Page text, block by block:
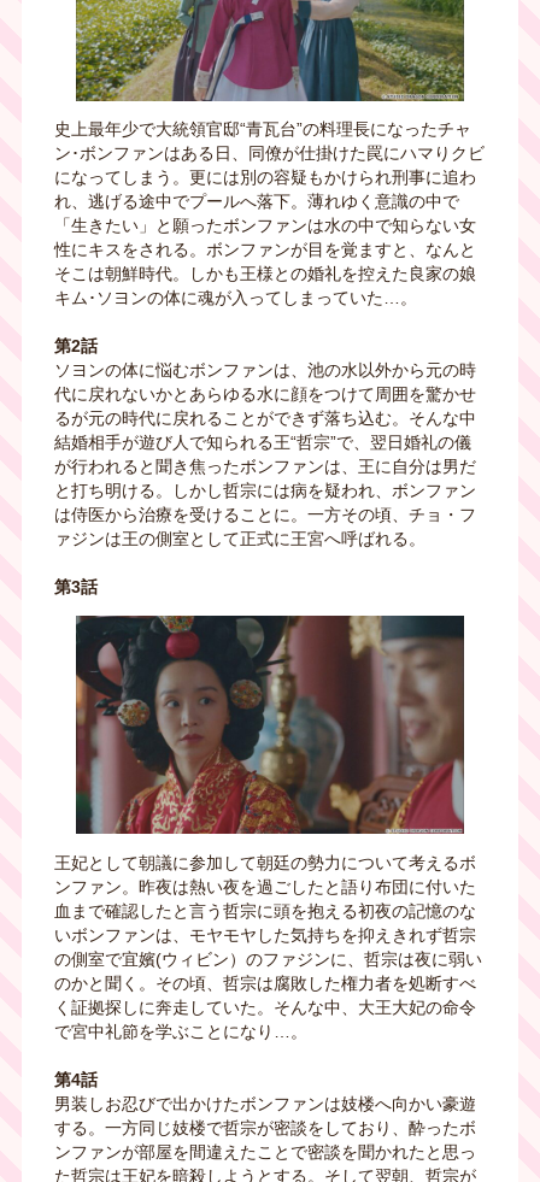
史上最年少で大統領官邸“青瓦台”の料理長になったチャ
ン･ボンファンはある日、同僚が仕掛けた罠にハマりクビ
になってしまう。更には別の容疑もかけられ刑事に追わ
れ、逃げる途中でプールへ落下。薄れゆく意識の中で
「生きたい」と願ったボンファンは水の中で知らない女
性にキスをされる。ボンファンが目を覚ますと、なんと
そこは朝鮮時代。しかも王様との婚礼を控えた良家の娘
キム･ソヨンの体に魂が入ってしまっていた…。
第2話
ソヨンの体に悩むボンファンは、池の水以外から元の時
代に戻れないかとあらゆる水に顔をつけて周囲を驚かせ
るが元の時代に戻れることができず落ち込む。そんな中
結婚相手が遊び人で知られる王“哲宗”で、翌日婚礼の儀
が行われると聞き焦ったボンファンは、王に自分は男だ
と打ち明ける。しかし哲宗には病を疑われ、ボンファン
は侍医から治療を受けることに。一方その頃、チョ・フ
ァジンは王の側室として正式に王宮へ呼ばれる。
第3話
王妃として朝議に参加して朝廷の勢力について考えるボ
ンファン。昨夜は熱い夜を過ごしたと語り布団に付いた
血まで確認したと言う哲宗に頭を抱える初夜の記憶のな
いボンファンは、モヤモヤした気持ちを抑えきれず哲宗
の側室で宜嬪(ウィビン）のファジンに、哲宗は夜に弱い
のかと聞く。その頃、哲宗は腐敗した権力者を処断すべ
く証拠探しに奔走していた。そんな中、大王大妃の命令
で宮中礼節を学ぶことになり…。
第4話
男装しお忍びで出かけたボンファンは妓楼へ向かい豪遊
する。一方同じ妓楼で哲宗が密談をしており、酔ったボ
ンファンが部屋を間違えたことで密談を聞かれたと思っ
た哲宗は王妃を暗殺しようとする。そして翌朝、哲宗が